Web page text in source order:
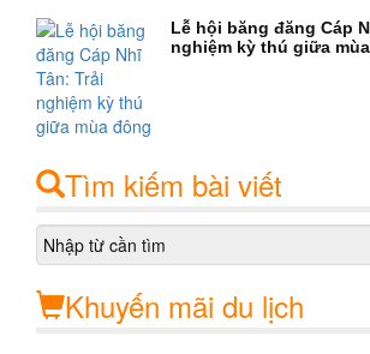
Lễ hội băng đăng Cáp
nghiệm kỳ thú giữa
Tìm kiếm bài viết
Khuyến mãi du lịch